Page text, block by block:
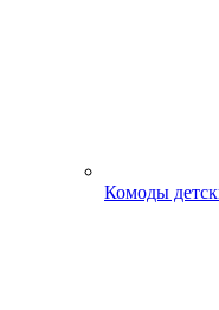
Комоды